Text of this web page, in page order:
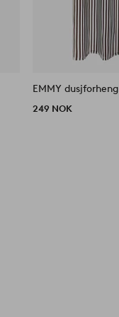
EMMY dusjforheng
249 NOK